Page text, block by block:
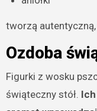
tworzą autentyczną,
Ozdoba
Figurki z wosku
świąteczny stół.